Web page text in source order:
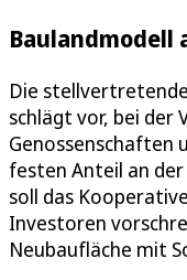
Baulandmodell
Die
schlägt vor, bei der
Genossenschaften
festen Anteil an der
soll das
Investoren
Neubaufläche mit